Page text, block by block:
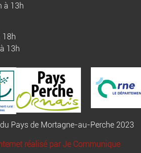
à 13h
18h
13h
Pays de Mortagne-au-Perche 2023
réalisé par Je Communique